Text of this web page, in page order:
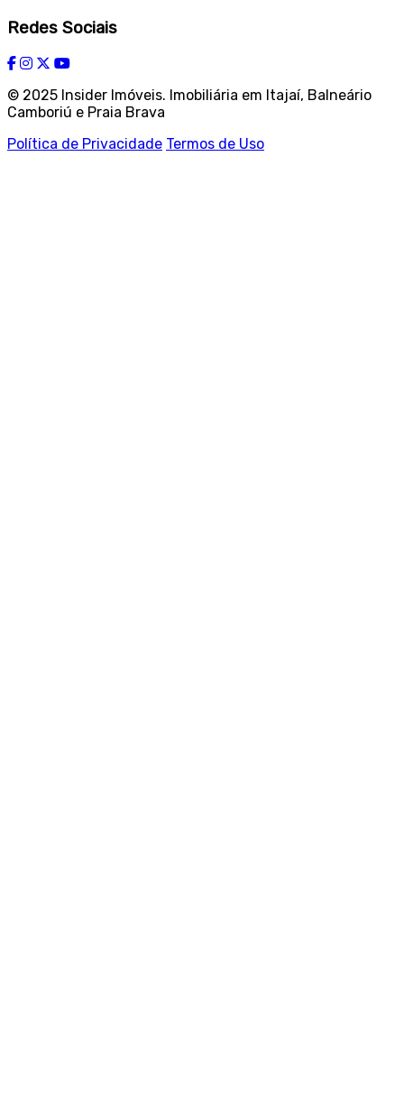
Redes Sociais
© 2025 Insider Imóveis. Imobiliária em Itajaí, Balneário
Camboriú e Praia Brava
Política de Privacidade Termos de Uso